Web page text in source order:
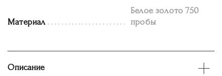
Материал
Белое золото 750
пробы
Описание